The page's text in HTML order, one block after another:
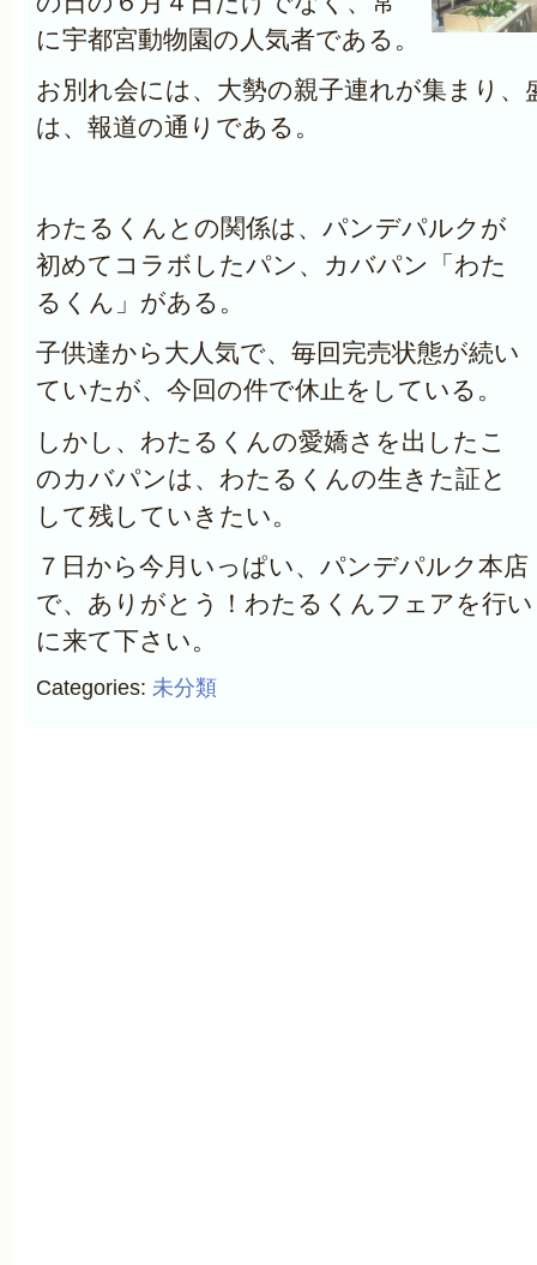
に宇都宮動物園の人気者である。
お別れ会には、大勢の親子連れが集まり、
は、報道の通りである。
わたるくんとの関係は、パンデパルクが
初めてコラボしたパン、カバパン「わた
るくん」がある。
子供達から大人気で、毎回完売状態が続い
ていたが、今回の件で休止をしている。
しかし、わたるくんの愛嬌さを出したこ
のカバパンは、わたるくんの生きた証と
して残していきたい。
７日から今月いっぱい、パンデパルク本店
で、ありがとう！わたるくんフェアを行
に来て下さい。
Categories: 未分類